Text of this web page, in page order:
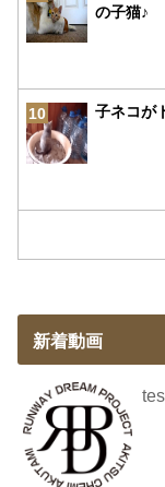
の子猫♪
10 子ネコが
新着動画